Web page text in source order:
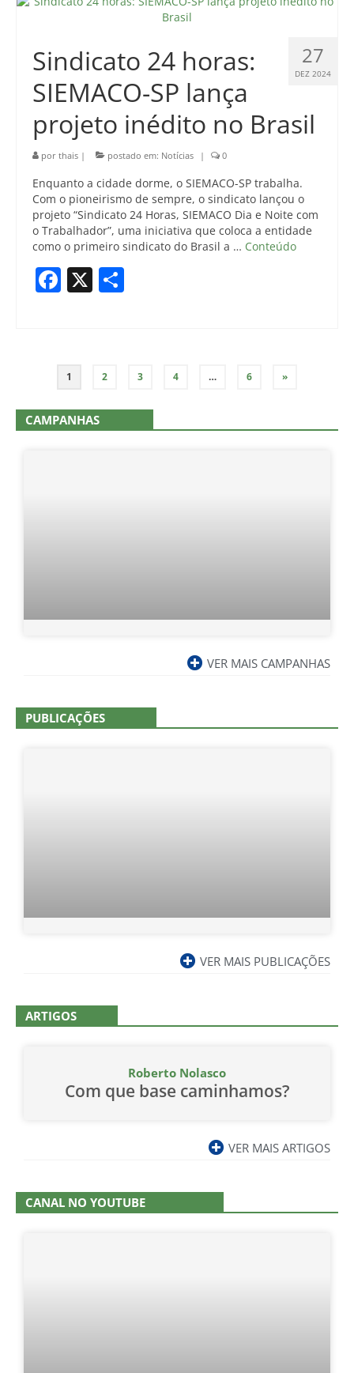
27
DEZ 2024
Sindicato 24 horas:
SIEMACO-SP lança
projeto inédito no Brasil
por thais | postado em: Notícias | 0
Enquanto a cidade dorme, o SIEMACO-SP trabalha.
Com o pioneirismo de sempre, o sindicato lançou o
projeto “Sindicato 24 Horas, SIEMACO Dia e Noite com
o Trabalhador”, uma iniciativa que coloca a entidade
como o primeiro sindicato do Brasil a … Conteúdo
Facebook
X
1 2 3 4 … 6 »
CAMPANHAS
VER MAIS CAMPANHAS
PUBLICAÇÕES
VER MAIS PUBLICAÇÕES
ARTIGOS
Roberto Nolasco
Com que base caminhamos?
VER MAIS ARTIGOS
CANAL NO YOUTUBE